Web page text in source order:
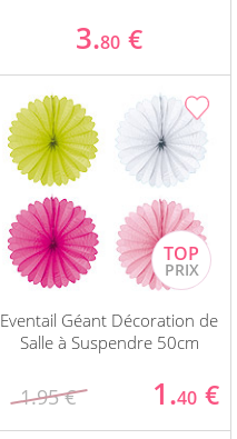
3.80 €
Eventail Géant Décoration de
Salle à Suspendre 50cm
1.95 € 1.40 €